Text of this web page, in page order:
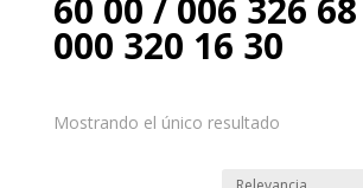
60 00 / 006 326
000 320 16 30
Mostrando el único resultado